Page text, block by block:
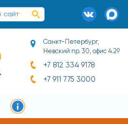
Санкт-Петербург,
Невский пр. 30, офис 4.29
+7 812 334 9178
+7 911 775 3000